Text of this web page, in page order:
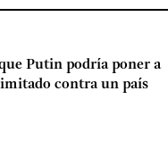
Putin podría poner a
contra un país